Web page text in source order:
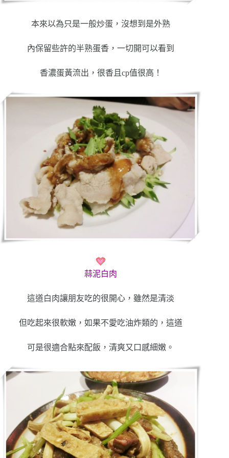
本來以為只是一般炒蛋，沒想到是外熟
內保留些許的半熟蛋香，一切開可以看到
香濃蛋黃流出，很香且cp值很高！
蒜泥白肉
這道白肉讓朋友吃的很開心，雖然是清淡
但吃起來很軟嫩，如果不愛吃油炸類的，這道
可是很適合點來配飯，清爽又口感細嫩。